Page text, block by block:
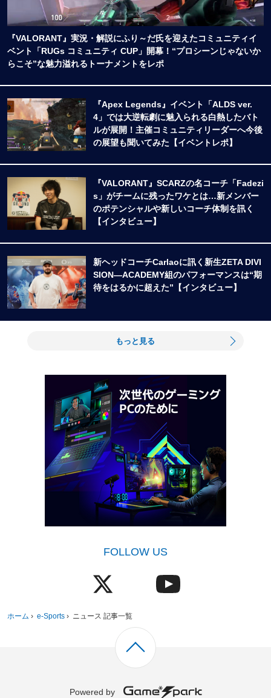
『VALORANT』実況・解説にふり～だ氏を迎えたコミュニティイ
ベント「RUGs コミュニティ CUP」開幕！“プロシーンじゃないか
らこそ”な魅力溢れるトーナメントをレポ
『Apex Legends』イベント「ALDS ver.
4」では大逆転劇に魅入られる白熱したバト
ルが展開！主催コミュニティリーダーへ今後
の展望も聞いてみた【イベントレポ】
『VALORANT』SCARZの名コーチ「Fadezi
s」がチームに残ったワケとは…新メンバー
のポテンシャルや新しいコーチ体制を訊く
【インタビュー】
新ヘッドコーチCarlaoに訊く新生ZETA DIVI
SION―ACADEMY組のパフォーマンスは“期
待をはるかに超えた”【インタビュー】
もっと見る
FOLLOW US
ホーム › e-Sports › ニュース 記事一覧
Powered by